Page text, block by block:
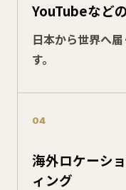
YouTubeなど
日本から世界へ
す。
04
海外ロケーシ
ィング